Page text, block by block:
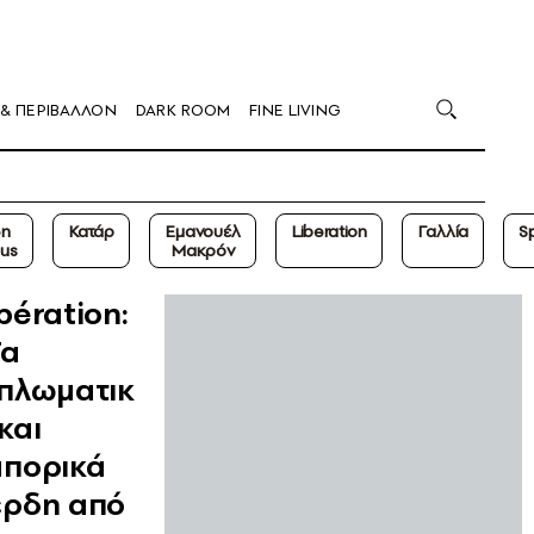
ΠΕΡΙΒΑΛΛΟΝ DARK ROOM FINE LIVING
Κατάρ
Εμανουέλ
Μακρόν
Liberation Γαλλία
από